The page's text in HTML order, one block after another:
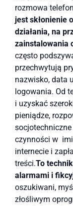
rozmowa
jest skłonienie
działania, na
zainstalowania
często
przechwytują
nazwisko, data
logowania. Od
i uzyskać
pieniądze,
czynności w
internecie i
treści.To
alarmami i
oszukiwani,
złośliwym